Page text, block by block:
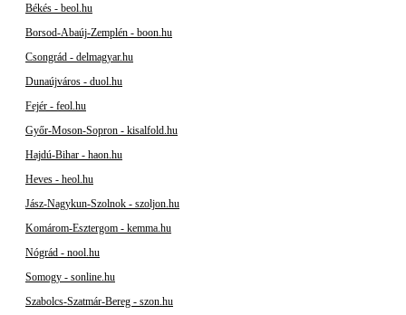
Békés - beol.hu
Borsod-Abaúj-Zemplén - boon.hu
Csongrád - delmagyar.hu
Dunaújváros - duol.hu
Fejér - feol.hu
Győr-Moson-Sopron - kisalfold.hu
Hajdú-Bihar - haon.hu
Heves - heol.hu
Jász-Nagykun-Szolnok - szoljon.hu
Komárom-Esztergom - kemma.hu
Nógrád - nool.hu
Somogy - sonline.hu
Szabolcs-Szatmár-Bereg - szon.hu